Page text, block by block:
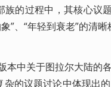
族的过程中，其核心议
”、“年轻到衰老”的清晰
本中关于图拉尔大陆的
的议题讨论中体现出